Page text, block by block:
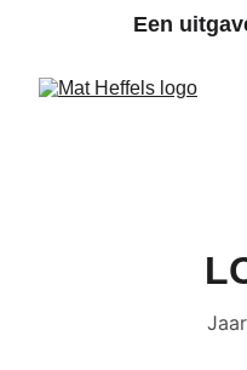
Een